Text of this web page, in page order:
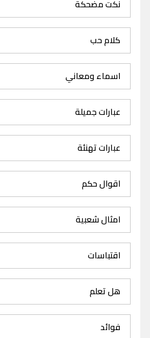
نكت مضحكة
كلام حب
اسماء ومعاني
عبارات جميلة
عبارات تهنئة
اقوال حكم
امثال شعبية
اقتباسات
هل تعلم
فوائد